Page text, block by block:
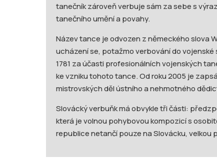
tanečník zároveň verbuje sám za sebe s
tanečního umění a povahy.
Název tance je odvozen z německého slova
ucházení se, potažmo verbování do
1781 za účasti profesionálních vojenských
ke vzniku tohoto tance. Od roku 2005 je
mistrovských děl ústního a nehmotného
Slovácký verbuňk má obvykle tři části:
která je volnou pohybovou kompozicí s
republice netančí pouze na Slovácku, velkou